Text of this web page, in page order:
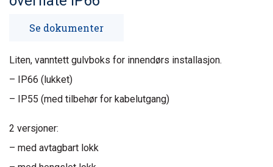
Se dokumenter
Liten, vanntett gulvboks for innendørs installasjon.
– IP66 (lukket)
– IP55 (med tilbehør for kabelutgang)
2 versjoner:
– med avtagbart lokk